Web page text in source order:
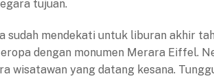
tujuan.
sudah mendekati untuk liburan akhir
dengan monumen Merara Eiffel.
wisatawan yang datang kesana.